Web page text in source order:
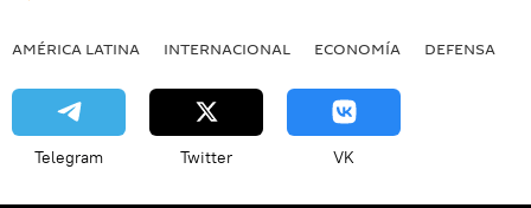
AMÉRICA LATINA INTERNACIONAL ECONOMÍA DEFENSA
Telegram Twitter VK